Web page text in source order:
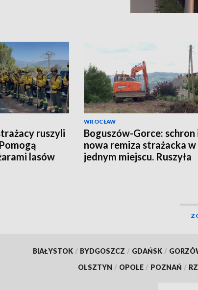
ruszyli
lasów
WROCŁAW
Boguszów-Gorce: schron
nowa remiza strażacka w
jednym miejscu. Ruszyła
BIAŁYSTOK / BYDGOSZCZ / GDAŃSK /
OLSZTYN / OPOLE / POZNAŃ /